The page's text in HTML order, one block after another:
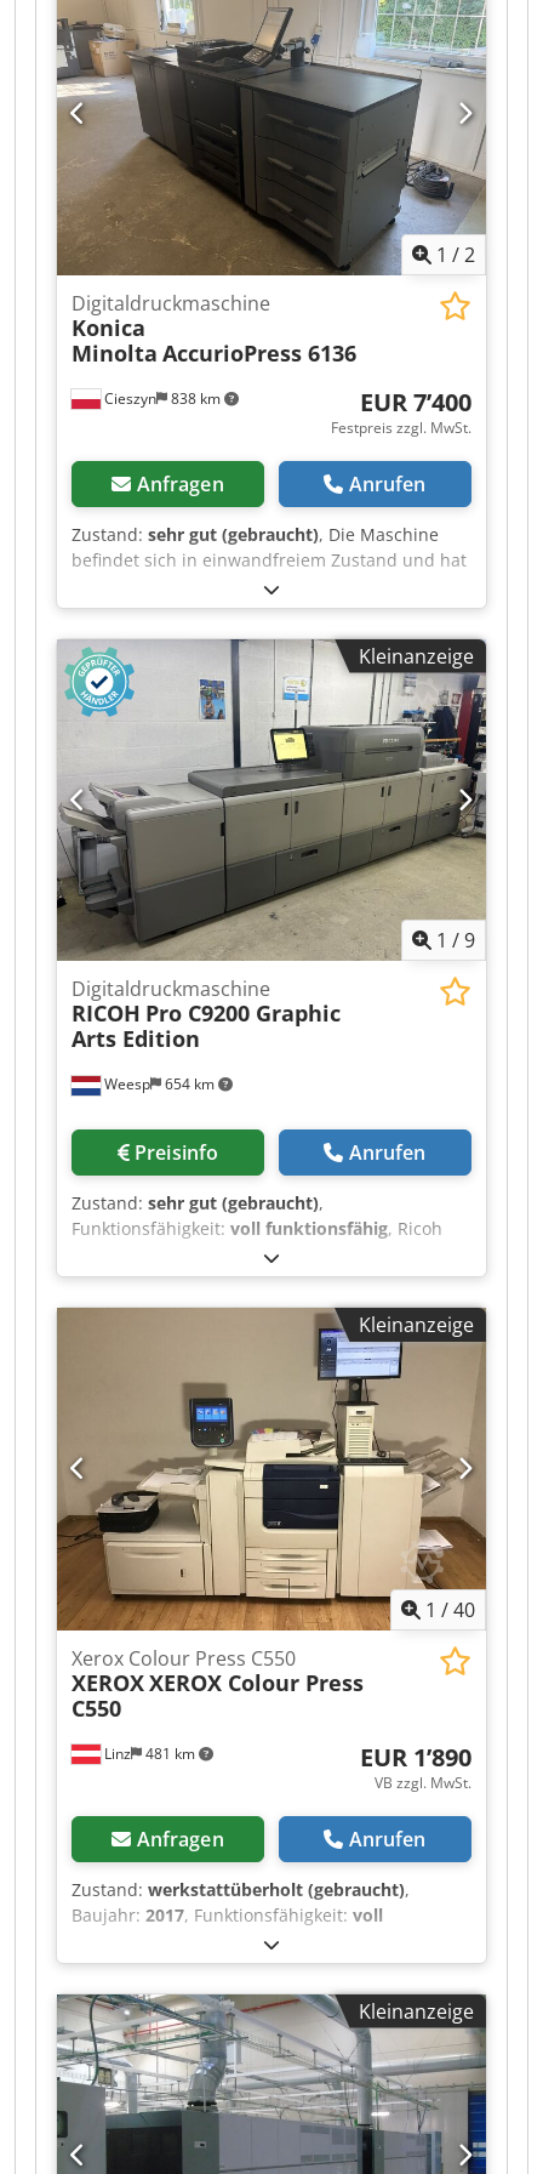
Digital Production Resolution: 1,200 dpi
1 /2
Cieszyn 838 km
Digitaldruckmaschine
Konica
Minolta AccurioPress 6136
EUR 7’400
Festpreis zzgl. MwSt.
Anfragen Anrufen
Zustand: sehr gut (gebraucht), Die Maschine
befindet sich in einwandfreiem Zustand und hat
einen Zählerstand von 1,6 Millionen. Folgende
Optionen sind im Lieferumfang enthalten: RU
510 / PF 710 / FS 532. Dwsdpfszr Hyrex Acdja
Kleinanzeige
1 /9
Weesp 654 km
Digitaldruckmaschine
RICOH Pro C9200 Graphic
Arts Edition
Preisinfo Anrufen
Zustand: sehr gut (gebraucht),
Funktionsfähigkeit: voll funktionsfähig, Ricoh
Pro C9200, Sonderausführung für den grafischen
Bereich. Die Maschine ist in gutem
Betriebszustand und kann in unserem
Unternehmen in Amsterdam besichtigt und
getestet werden! Dwsdezrw U Tepfx Acdja
Kleinanzeige
1 /40
Linz 481 km
Xerox Colour Press C550
XEROXXEROX Colour Press
C550
EUR 1’890
VB zzgl. MwSt.
Anfragen Anrufen
Zustand: werkstattüberholt (gebraucht),
Baujahr: 2017, Funktionsfähigkeit: voll
, S. g. Damen & Herren! Wir
bieten Ihnen eine XEROX Colour Press C550 mit
CREO CX560 Print Server (Aktivierungsdongle für
Monitor, Tastatur & Maus ist inkludiert, die
Zubehörteile selbst jedich nicht!), i1
Spectralphotometer, A3+/SRA3 High Capacity
Feeder mit 1 Lade & Professional Booklet Maker
Finisher zum Kauf an. OPTIONAL: Als Alternative
zum CREO Print Server können wir dieses Gerät
zum gleich Preis auch mit einem intgrierten
Kleinanzeige